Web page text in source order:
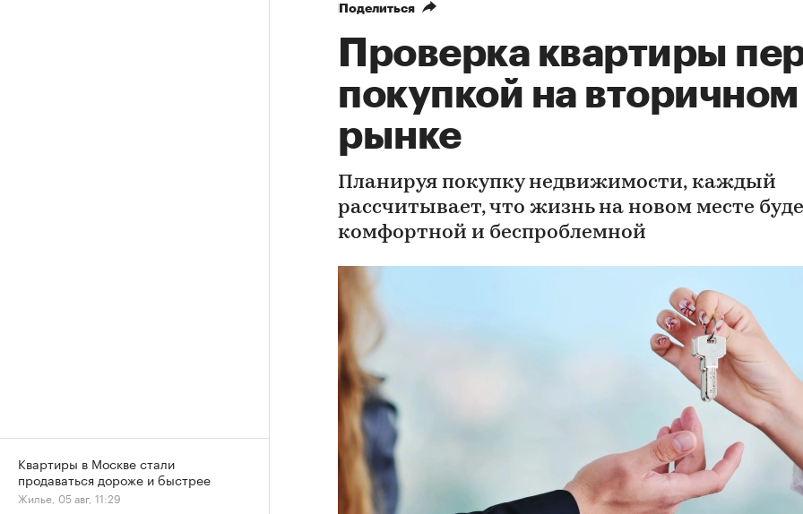
Поделиться
Проверка квартиры
покупкой на вторичном
рынке
Планируя покупку недвижимости, каждый
рассчитывает, что жизнь на новом месте
комфортной и беспроблемной
Квартиры в Москве стали
продаваться дороже и быстрее
Жилье, 05 авг, 11:29